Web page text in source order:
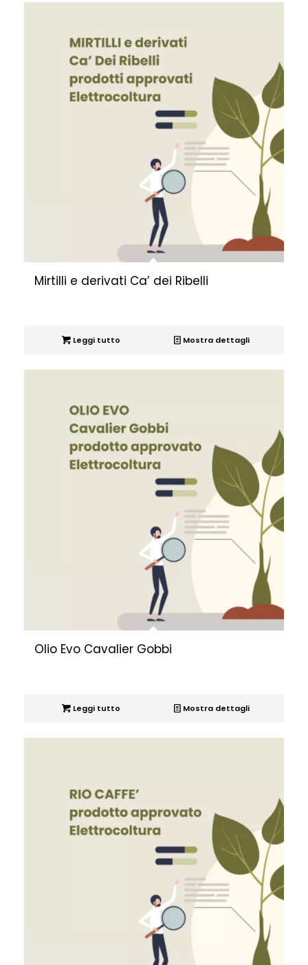
Mirtilli e derivati Ca’ dei Ribelli
Leggi tutto Mostra dettagli
Olio Evo Cavalier Gobbi
Leggi tutto Mostra dettagli